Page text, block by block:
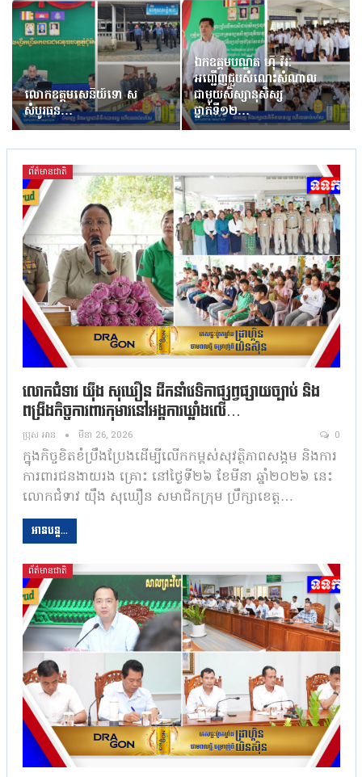
លោកឧត្តមសេនីយ៍ទោ ស
សំបូរធន…
ឯកឧត្តមបណ្ឌិត ហ៊ឺ វីរៈ
អញ្ជើញជួបសំណេះសំណាល
ជាមួយសិស្សានុសិស្ស
ថ្នាក់ទី១២…
ព័ត៌មានជាតិ
លោកជំទាវ យ៉ឹង សុឃឿន ដឹកនាំវេទិកាផ្សព្វផ្សាយច្បាប់ និង
ពង្រឹងកិច្ចការពារកុមារនៅអង្គការឃ្លាំងលើ…
ប្រុស អាន មីនា 26, 2026 0
ក្នុងកិច្ចខិតខំប្រឹងប្រែងដើម្បីលើកកម្ពស់សុវត្ថិភាពសង្គម និងការ
ការពារជនងាយរង គ្រោះ នៅថ្ងៃទី២៦ ខែមីនា ឆ្នាំ២០២៦ នេះ
លោកជំទាវ យ៉ឹង សុឃឿន សមាជិកក្រុម ប្រឹក្សាខេត្ត…
អានបន្ត...
ព័ត៌មានជាតិ